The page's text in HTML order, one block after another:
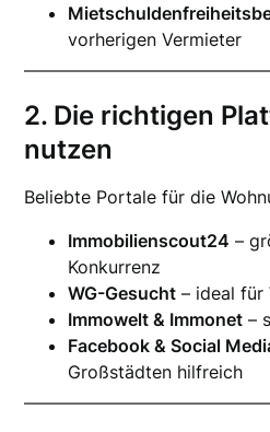
vorherigen Vermieter
2. Die richtigen
nutzen
Beliebte Portale für die
Immobilienscout24 –
Konkurrenz
WG-Gesucht – ideal für
Immowelt & Immonet –
Facebook & Social
Großstädten hilfreich